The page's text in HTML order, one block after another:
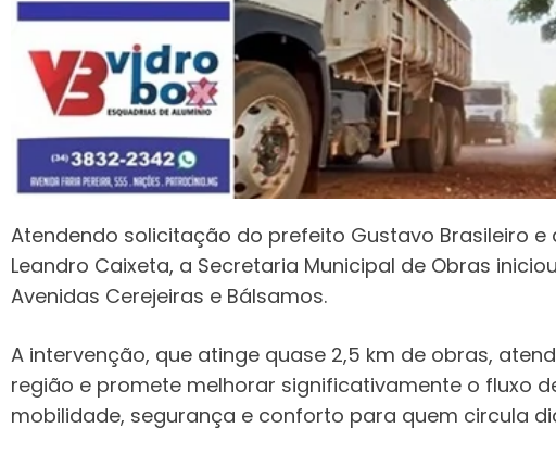
Atendendo solicitação do prefeito Gustavo Brasileiro
Leandro Caixeta, a Secretaria Municipal de Obras
Avenidas Cerejeiras e Bálsamos.
A intervenção, que atinge quase 2,5 km de obras,
região e promete melhorar significativamente o fluxo
mobilidade, segurança e conforto para quem circula